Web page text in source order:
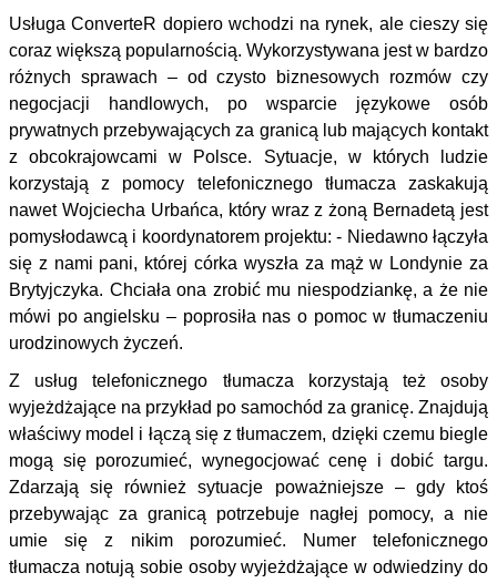
Usługa ConverteR dopiero wchodzi na rynek, ale cieszy się
coraz większą popularnością. Wykorzystywana jest w bardzo
różnych sprawach – od czysto biznesowych rozmów czy
negocjacji handlowych, po wsparcie językowe osób
prywatnych przebywających za granicą lub mających kontakt
z obcokrajowcami w Polsce. Sytuacje, w których ludzie
korzystają z pomocy telefonicznego tłumacza zaskakują
nawet Wojciecha Urbańca, który wraz z żoną Bernadetą jest
pomysłodawcą i koordynatorem projektu: - Niedawno łączyła
się z nami pani, której córka wyszła za mąż w Londynie za
Brytyjczyka. Chciała ona zrobić mu niespodziankę, a że nie
mówi po angielsku – poprosiła nas o pomoc w tłumaczeniu
urodzinowych życzeń.
Z usług telefonicznego tłumacza korzystają też osoby
wyjeżdżające na przykład po samochód za granicę. Znajdują
właściwy model i łączą się z tłumaczem, dzięki czemu biegle
mogą się porozumieć, wynegocjować cenę i dobić targu.
Zdarzają się również sytuacje poważniejsze – gdy ktoś
przebywając za granicą potrzebuje nagłej pomocy, a nie
umie się z nikim porozumieć. Numer telefonicznego
tłumacza notują sobie osoby wyjeżdżające w odwiedziny do